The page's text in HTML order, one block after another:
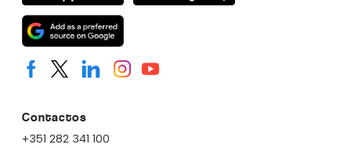
Contactos
+351 282 341 100